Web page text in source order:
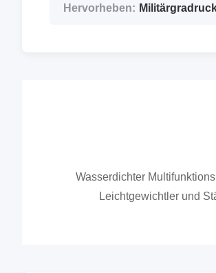
Hervorheben:
Wasserdichter
Leichtgewichtler und